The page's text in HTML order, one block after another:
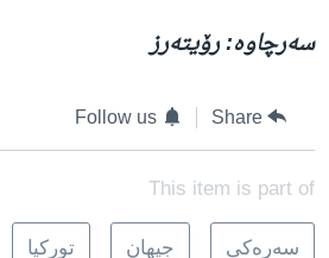
سەرچاوە: رۆیتەرز
Share
Follow us
This item is part of
سه‌ره‌کی جیهان تورکیا